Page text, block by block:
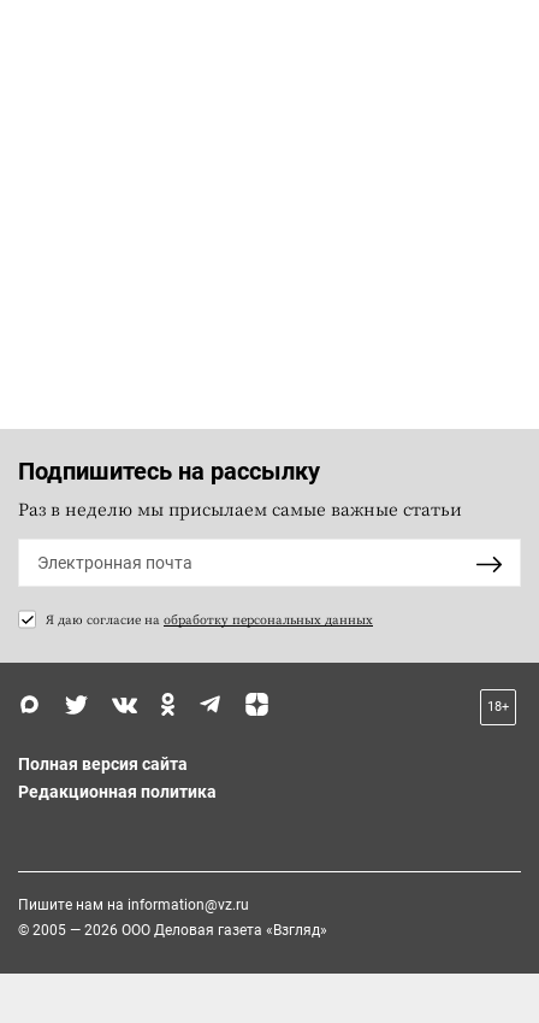
Подпишитесь на рассылку
Раз в неделю мы присылаем самые важные статьи
Я даю согласие на обработку персональных данных
18+
Полная версия сайта
Редакционная политика
Пишите нам на information@vz.ru
© 2005 — 2026 ООО Деловая газета «Взгляд»